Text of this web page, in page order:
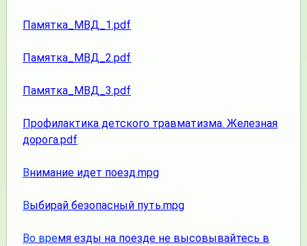
Памятка_МВД_1.pdf
Памятка_МВД_2.pdf
Памятка_МВД_3.pdf
Профилактика детского травматизма. Железная
дорога.pdf
Внимание идет поезд.mpg
Выбирай безопасный путь.mpg
Во время езды на поезде не высовывайтесь в